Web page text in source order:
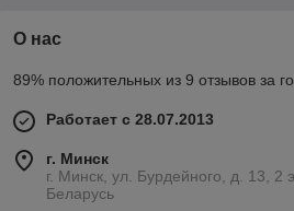
О нас
89% положительных из 9 отзывов за
Работает с 28.07.2013
г. Минск
г. Минск, ул. Бурдейного, д. 13, 2
Беларусь